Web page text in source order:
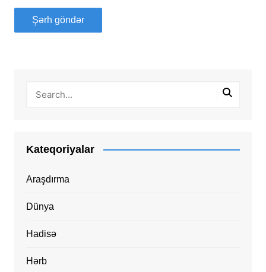
Kateqoriyalar
Araşdırma
Dünya
Hadisə
Hərb